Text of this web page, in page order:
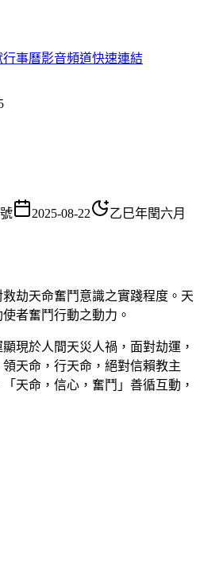
行事曆影音頻道快速連結
2025-08-22
乙巳年閏六月
天命奮鬥意識之實踐程度。天
者奮鬥行動之動力。
於人間天災人禍，面對劫運，
領天命，行天命，絕對信賴教主
天命，信心，奮鬥」善循互動，